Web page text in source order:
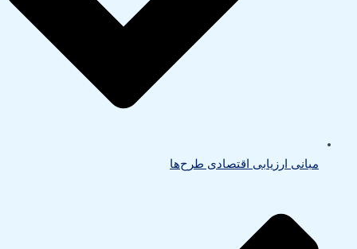
مبانی ارزیابی اقتصادی طرح‌ها